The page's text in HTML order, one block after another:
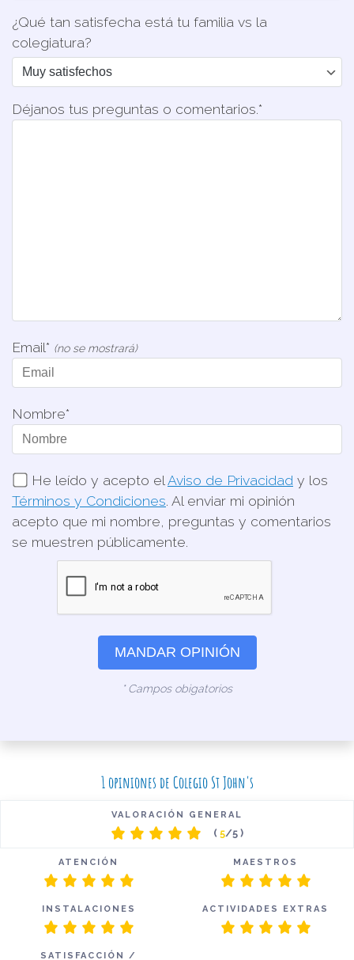
¿Qué tan satisfecha está tu familia vs la
colegiatura?
Déjanos tus preguntas o comentarios.*
Email* (no se mostrará)
Nombre*
He leído y acepto elAviso de Privacidad y los
Términos y Condiciones. Al enviar mi opinión
acepto que mi nombre, preguntas y comentarios
se muestren públicamente.
MANDAR OPINIÓN
* Campos obigatorios
1 opiniones de Colegio St John's
VALORACIÓN GENERAL
( 5/5 )
ATENCIÓN MAESTROS
INSTALACIONES ACTIVIDADES EXTRAS
SATISFACCIÓN /